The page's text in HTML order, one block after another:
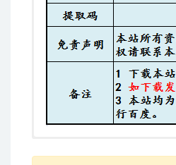
├─ 初一地理同步提高上学期